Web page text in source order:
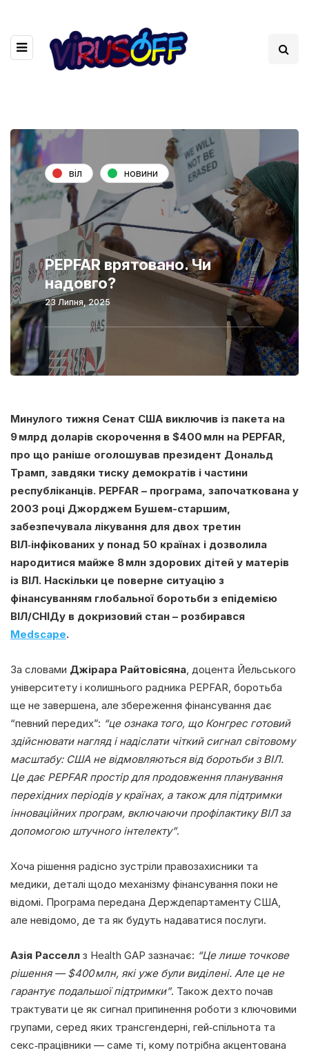
віл новини
PEPFAR врятовано. Чи
надовго?
23 Липня, 2025
Минулого тижня Сенат США виключив із пакета на
9 млрд доларів скорочення в $400 млн на PEPFAR,
про що раніше оголошував президент Дональд
Трамп, завдяки тиску демократів і частини
республіканців. PEPFAR – програма, започаткована у
2003 році Джорджем Бушем-старшим,
забезпечувала лікування для двох третин
ВІЛ‑інфікованих у понад 50 країнах і дозволила
народитися майже 8 млн здорових дітей у матерів
із ВІЛ. Наскільки це поверне ситуацію з
фінансуванням глобальної боротьби з епідемією
ВІЛ/СНІДу в докризовий стан – розбирався
Medscape.
За словами Джірара Райтовісяна , доцента Йельського
університету і колишнього радника PEPFAR, боротьба
ще не завершена, але збереження фінансування дає
“певний передих”: “це ознака того, що Конгрес готовий
здійснювати нагляд і надіслати чіткий сигнал світовому
масштабу: США не відмовляються від боротьби з ВІЛ.
Це дає PEPFAR простір для продовження планування
перехідних періодів у країнах, а також для підтримки
інноваційних програм, включаючи профілактику ВІЛ за
допомогою штучного інтелекту”.
Хоча рішення радісно зустріли правозахисники та
медики, деталі щодо механізму фінансування поки не
відомі. Програма передана Держдепартаменту США,
але невідомо, де та як будуть надаватися послуги.
Азія Расселл з Health GAP зазначає: “Це лише точкове
рішення — $400 млн, які уже були виділені. Але це не
гарантує подальшої підтримки”. Також дехто почав
трактувати це як сигнал припинення роботи з ключовими
групами, серед яких трансгендерні, гей‑спільнота та
секс‑працівники — саме ті, кому потрібна акцентована